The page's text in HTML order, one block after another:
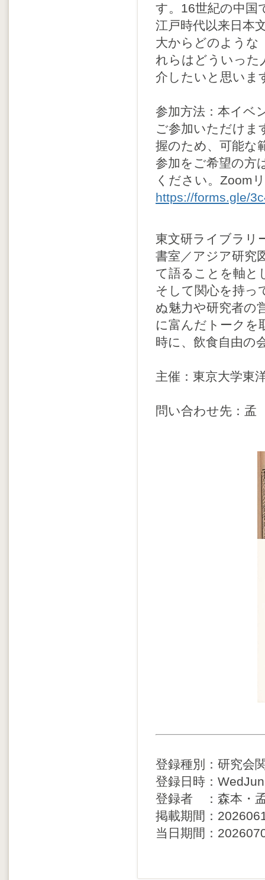
す。16世紀の中国
江戸時代以来日本
大からどのような
れらはどういった
介したいと思いま
参加方法：本イベ
ご参加いただけま
握のため、可能な
参加をご希望の方
ください。Zoom
https://forms.gle/
東文研ライブラリ
書室／アジア研究
て語ることを軸と
そして関心を持っ
ぬ魅力や研究者の
に富んだトークを
時に、飲食自由の
主催：東京大学東
問い合わせ先：
登録種別：研究会
登録日時：
登録者 ：森本・
掲載期間：
当日期間：